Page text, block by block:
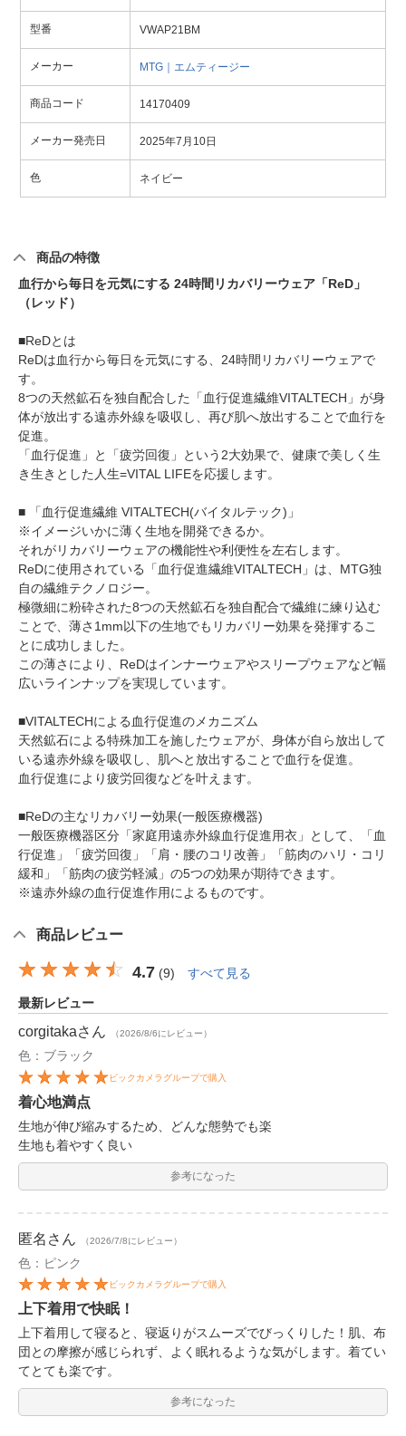
型番 VWAP21BM
メーカー MTG｜エムティージー
商品コード 14170409
メーカー発売日 2025年7月10日
色 ネイビー
商品の特徴
血行から毎日を元気にする 24時間リカバリーウェア「ReD」
（レッド）
■ReDとは
ReDは血行から毎日を元気にする、24時間リカバリーウェアで
す。
8つの天然鉱石を独自配合した「血行促進繊維VITALTECH」が身
体が放出する遠赤外線を吸収し、再び肌へ放出することで血行を
促進。
「血行促進」と「疲労回復」という2大効果で、健康で美しく生
き生きとした人生=VITAL LIFEを応援します。
■ 「血行促進繊維 VITALTECH(バイタルテック)」
※イメージいかに薄く生地を開発できるか。
それがリカバリーウェアの機能性や利便性を左右します。
ReDに使用されている「血行促進繊維VITALTECH」は、MTG独
自の繊維テクノロジー。
極微細に粉砕された8つの天然鉱石を独自配合で繊維に練り込む
ことで、薄さ1mm以下の生地でもリカバリー効果を発揮するこ
とに成功しました。
この薄さにより、ReDはインナーウェアやスリープウェアなど幅
広いラインナップを実現しています。
■VITALTECHによる血行促進のメカニズム
天然鉱石による特殊加工を施したウェアが、身体が自ら放出して
いる遠赤外線を吸収し、肌へと放出することで血行を促進。
血行促進により疲労回復などを叶えます。
■ReDの主なリカバリー効果(一般医療機器)
一般医療機器区分「家庭用遠赤外線血行促進用衣」として、「血
行促進」「疲労回復」「肩・腰のコリ改善」「筋肉のハリ・コリ
緩和」「筋肉の疲労軽減」の5つの効果が期待できます。
※遠赤外線の血行促進作用によるものです。
商品レビュー
4.7 (9) すべて見る
最新レビュー
corgitakaさん （2026/8/6にレビュー）
色：ブラック
ビックカメラグループで購入
着心地満点
生地が伸び縮みするため、どんな態勢でも楽
生地も着やすく良い
参考になった
匿名 さん （2026/7/8にレビュー）
色：ピンク
ビックカメラグループで購入
上下着用で快眠！
上下着用して寝ると、寝返りがスムーズでびっくりした！肌、布
団との摩擦が感じられず、よく眠れるような気がします。着てい
てとても楽です。
参考になった